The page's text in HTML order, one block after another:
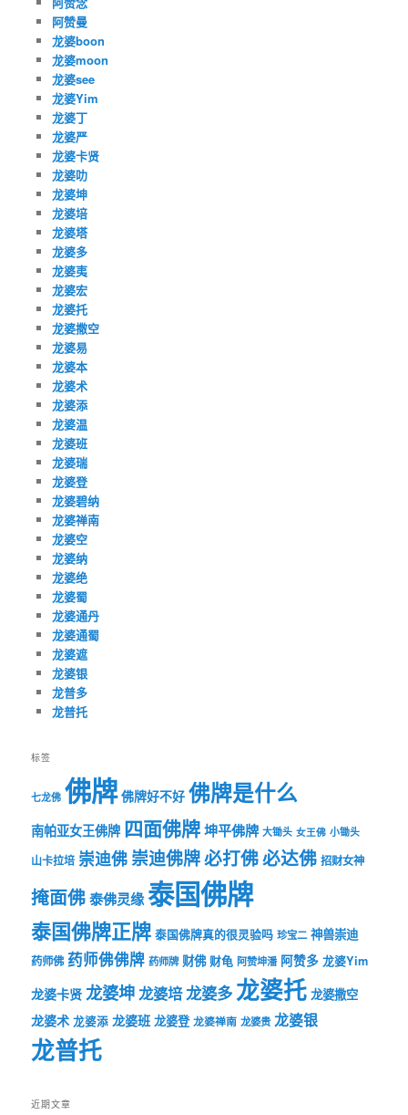
阿赞曼
龙婆boon
龙婆moon
龙婆see
龙婆Yim
龙婆丁
龙婆严
龙婆卡贤
龙婆叻
龙婆坤
龙婆培
龙婆塔
龙婆多
龙婆夷
龙婆宏
龙婆托
龙婆撒空
龙婆易
龙婆本
龙婆术
龙婆添
龙婆温
龙婆班
龙婆瑞
龙婆登
龙婆碧纳
龙婆禅南
龙婆空
龙婆纳
龙婆绝
龙婆蜀
龙婆通丹
龙婆通蜀
龙婆遮
龙婆银
龙普多
龙普托
标签
七龙佛 佛牌 佛牌好不好 佛牌是什么
南帕亚女王佛牌 四面佛牌坤平佛牌 大锄头 女王佛 小锄头
山卡拉培 崇迪佛崇迪佛牌必打佛必达佛 招财女神
掩面佛泰佛灵缘泰国佛牌
泰国佛牌正牌 泰国佛牌真的很灵验吗 珍宝二 神兽崇迪
药师佛 药师佛佛牌 药师牌 财佛 财龟 阿赞坤潘 阿赞多 龙婆Yim
龙婆卡贤 龙婆坤龙婆培 龙婆多龙婆托 龙婆撒空
龙婆术 龙婆添 龙婆班 龙婆登 龙婆禅南 龙婆贵 龙婆银
龙普托
近期文章